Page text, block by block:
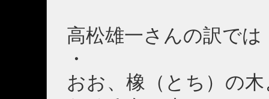
高松雄一さんの訳では
・
おお、橡（とち）の